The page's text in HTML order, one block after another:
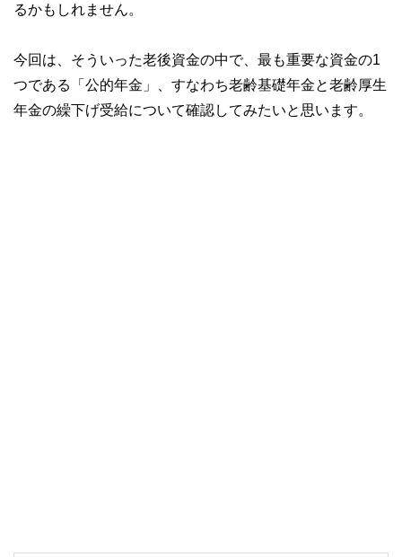
るかもしれません。
今回は、そういった老後資金の中で、最も重要な資金の1
つである「公的年金」、すなわち老齢基礎年金と老齢厚生
年金の繰下げ受給について確認してみたいと思います。